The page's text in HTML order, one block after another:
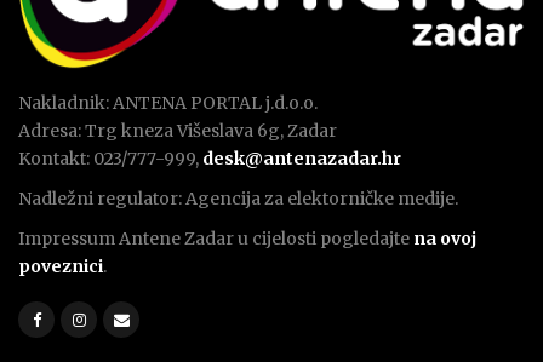
Nakladnik: ANTENA PORTAL j.d.o.o.
Adresa: Trg kneza Višeslava 6g, Zadar
Kontakt: 023/777-999, desk@antenazadar.hr
Nadležni regulator: Agencija za elektorničke medije.
Impressum Antene Zadar u cijelosti pogledajte na ovoj
poveznici.